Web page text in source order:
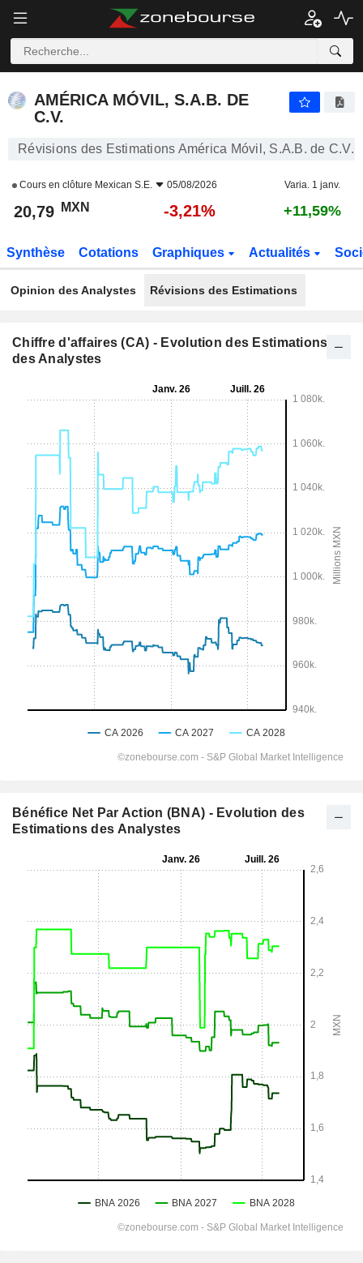
AMÉRICA MÓVIL, S.A.B. DE
C.V.
Révisions des Estimations América Móvil, S.A.B. de C.V.
Cours en clôture Mexican S.E. 05/08/2026 Varia. 1 janv.
20,79 MXN -3,21% +11,59%
Synthèse Cotations Graphiques Actualités
Opinion des Analystes Révisions des Estimations
Chiffre d'affaires (CA) - Evolution des Estimations
des Analystes
Bénéfice Net Par Action (BNA) - Evolution des
Estimations des Analystes